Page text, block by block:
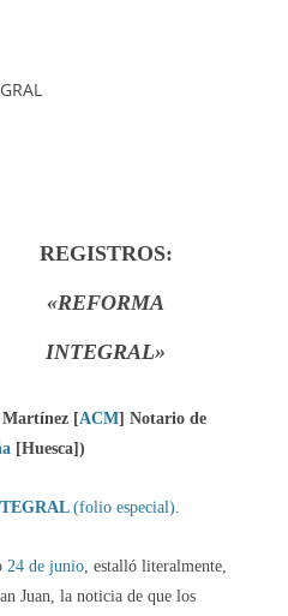
REGISTROS:
«REFORMA
INTEGRAL»
[ACM] Notario de
[Huesca] )
(folio especial).
24 de junio, estalló literalmente,
Juan, la noticia de que los